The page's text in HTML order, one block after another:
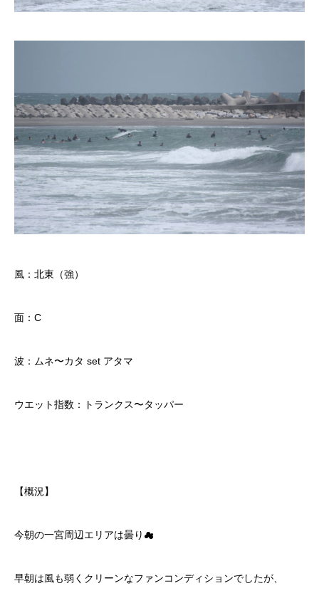
風：北東（強）
面：C
波：ムネ〜カタ set アタマ
ウエット指数：トランクス〜タッパー
【概況】
今朝の一宮周辺エリアは曇り☁
早朝は風も弱くクリーンなファンコンディションでしたが、